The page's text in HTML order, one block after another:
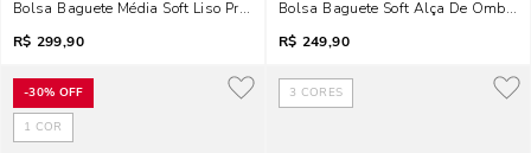
Bolsa Baguete Média Soft Liso Preto Bridão
R$ 299,90
Bolsa Baguete Soft Alça De Ombro
R$ 249,90
-30% OFF
1 COR
3 CORES